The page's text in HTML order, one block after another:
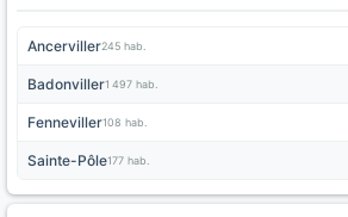
Ancerviller245 hab.
Badonviller1 497 hab.
Fenneviller108 hab.
Sainte-Pôle177 hab.